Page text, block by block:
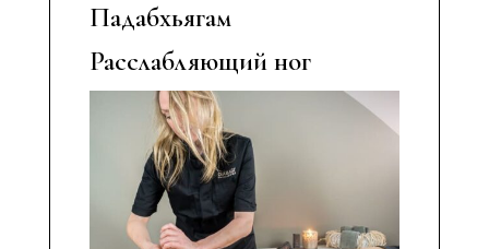
Падабхьягам
Расслабляющий ног